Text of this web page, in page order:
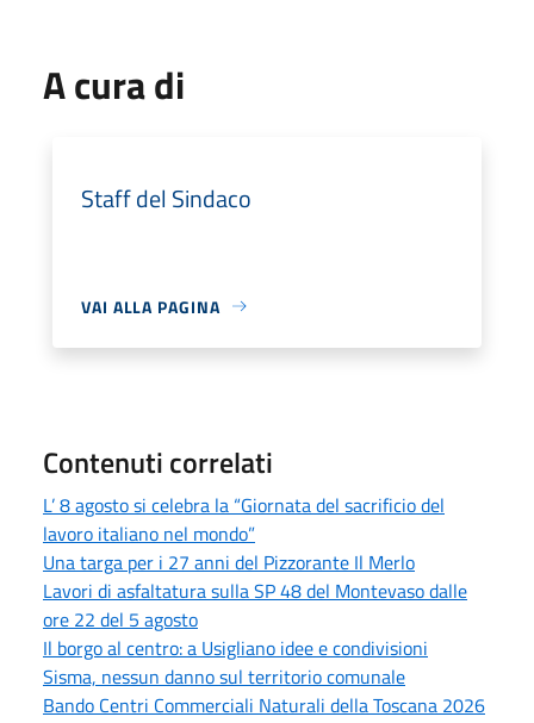
A cura di
Staff del Sindaco
VAI ALLA PAGINA
Contenuti correlati
L’ 8 agosto si celebra la “Giornata del sacrificio del
lavoro italiano nel mondo”
Una targa per i 27 anni del Pizzorante Il Merlo
Lavori di asfaltatura sulla SP 48 del Montevaso dalle
ore 22 del 5 agosto
Il borgo al centro: a Usigliano idee e condivisioni
Sisma, nessun danno sul territorio comunale
Bando Centri Commerciali Naturali della Toscana 2026